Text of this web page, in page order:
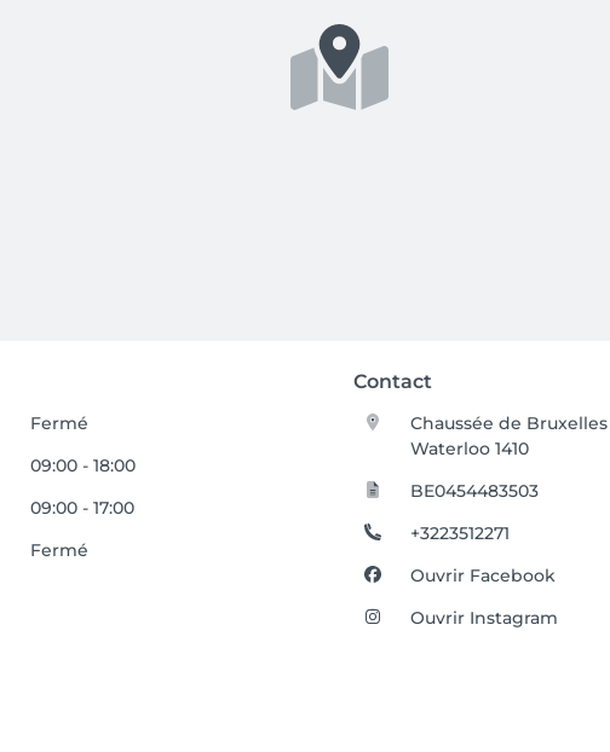
Contact
Fermé
09:00 - 18:00
09:00 - 17:00
Fermé
Chaussée de Bruxelles
Waterloo 1410
BE0454483503
+3223512271
Ouvrir Facebook
Ouvrir Instagram